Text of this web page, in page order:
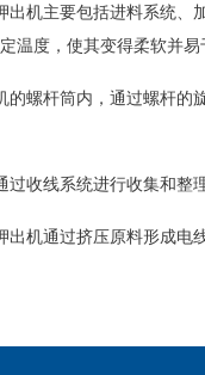
出机主要包括进料系统
温度，使其变得柔软并易
的螺杆筒内，通过螺杆
过收线系统进行收集和
出机通过挤压原料形成